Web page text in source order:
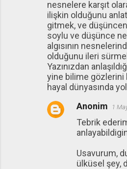
nesnelere karşıt
ilişkin olduğunu
gitmek, ve
soylu ve düşünce
algısının
olduğunu ileri
Yazınızdan
yine bilime gözlerini
hayal dünyasında
Anonim 1
Tebrik
Usavurum,
ülküsel şey,